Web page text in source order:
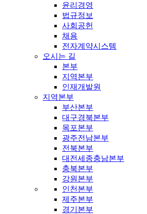
윤리경영
법규정보
사회공헌
채용
전자계약시스템
오시는 길
본부
지역본부
인재개발원
지역본부
부산본부
대구경북본부
목포본부
광주전남본부
전북본부
대전세종충남본부
충북본부
강원본부
인천본부
제주본부
경기본부